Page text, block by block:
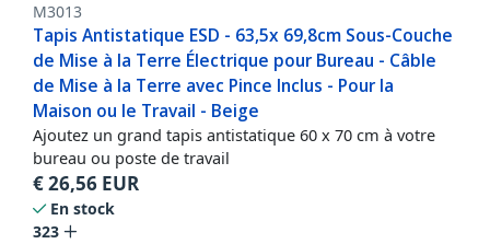
M3013
Tapis Antistatique ESD - 63,5x 69,8cm Sous-Couche
de Mise à la Terre Électrique pour Bureau - Câble
de Mise à la Terre avec Pince Inclus - Pour la
Maison ou le Travail - Beige
Ajoutez un grand tapis antistatique 60 x 70 cm à votre
bureau ou poste de travail
€26,56 EUR
En stock
323